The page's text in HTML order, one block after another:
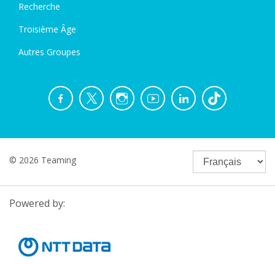
Recherche
Troisième Âge
Autres Groupes
© 2026 Teaming
Powered by: